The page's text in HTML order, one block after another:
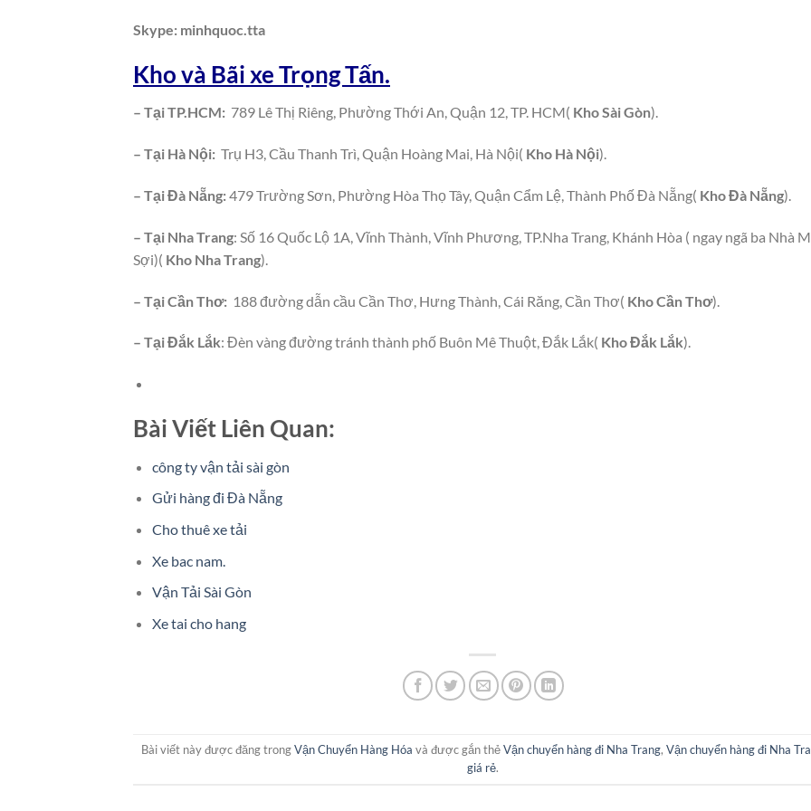
Skype: minhquoc.tta
Kho và Bãi xe Trọng Tấn.
– Tại TP.HCM: 789 Lê Thị Riêng, Phường Thới An, Quận 12, TP. HCM( Kho Sài Gòn).
– Tại Hà Nội: Trụ H3, Cầu Thanh Trì, Quận Hoàng Mai, Hà Nội( Kho Hà Nội).
– Tại Đà Nẵng:479 Trường Sơn, Phường Hòa Thọ Tây, Quận Cẩm Lệ, Thành Phố Đà Nẵng( Kho Đà Nẵng).
– Tại Nha Trang: Số 16 Quốc Lộ 1A, Vĩnh Thành, Vĩnh Phương, TP.Nha Trang, Khánh Hòa ( ngay ngã ba Nhà
Sợi)( Kho Nha Trang).
– Tại Cần Thơ: 188 đường dẫn cầu Cần Thơ, Hưng Thành, Cái Răng, Cần Thơ( Kho Cần Thơ).
– Tại Đắk Lắk: Đèn vàng đường tránh thành phố Buôn Mê Thuột, Đắk Lắk( Kho Đắk Lắk).
Bài Viết Liên Quan:
công ty vận tải sài gòn
Gửi hàng đi Đà Nẵng
Cho thuê xe tải
Xe bac nam.
Vận Tải Sài Gòn
Xe tai cho hang
Bài viết này được đăng trongVận Chuyển Hàng Hóa và được gắn thẻVận chuyển hàng đi Nha Trang,Vận chuyển hàng đi Nha
giá rẻ.